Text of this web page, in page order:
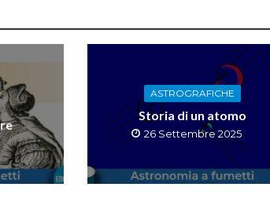
ASTROGRAFICHE
Storia di un atomo
26 Settembre 2025